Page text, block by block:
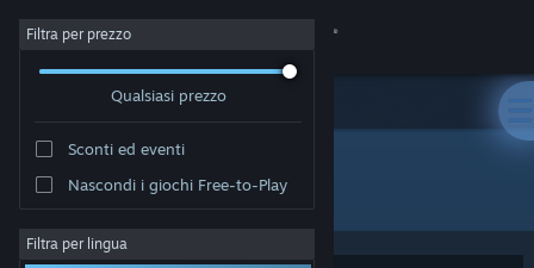
Accedi
Informazioni
Filtra per prezzo
Qualsiasi prezzo
Sconti ed eventi
Nascondi i giochi Free-to-Play
Filtra per lingua
Sviluppatore: High Fidelity, Inc